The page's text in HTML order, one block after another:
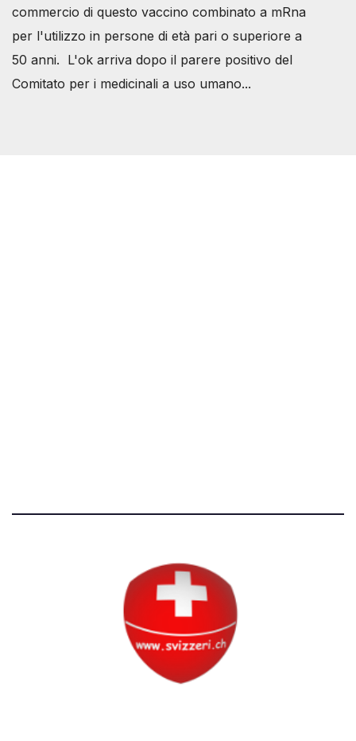
commercio di questo vaccino combinato a mRna
per l'utilizzo in persone di età pari o superiore a
50 anni. L'ok arriva dopo il parere positivo del
Comitato per i medicinali a uso umano...